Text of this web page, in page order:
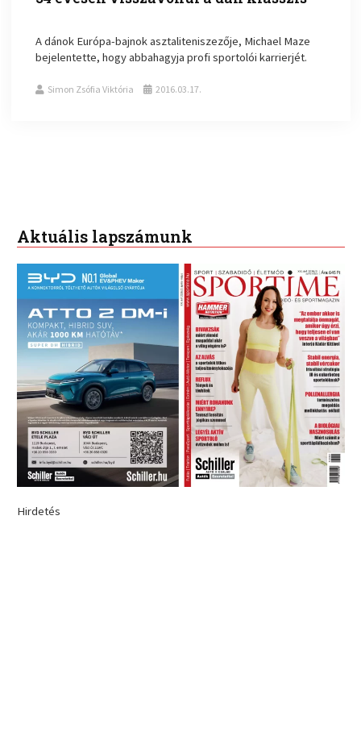
A dánok Európa-bajnok asztaliteniszezője, Michael Maze
bejelentette, hogy abbahagyja profi sportolói karrierjét.
Simon Zsófia Viktória 2016.03.17.
Aktuális lapszámunk
Hirdetés